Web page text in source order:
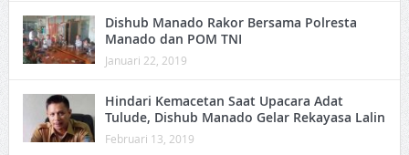
Dishub Manado Rakor Bersama Polresta
Manado dan POM TNI
Januari 22, 2019
Hindari Kemacetan Saat Upacara Adat
Tulude, Dishub Manado Gelar Rekayasa Lalin
Februari 13, 2019